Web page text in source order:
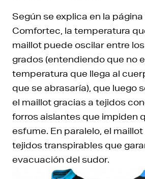
Según se explica en la
Comfortec, la temperatura
maillot puede oscilar entre
grados (entendiendo que no
temperatura que llega al
que se abrasaría), que luego
el maillot gracias a tejidos
forros aislantes que impiden
esfume. En paralelo, el
tejidos transpirables que
evacuación del sudor.